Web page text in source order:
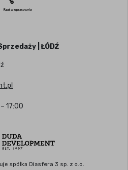
| ŁÓDŹ
17:00
spółka Diasfera 3 sp. z o.o.